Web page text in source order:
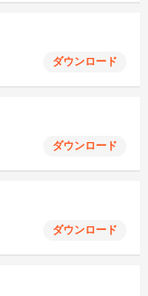
ダウンロード
ダウンロード
ダウンロード